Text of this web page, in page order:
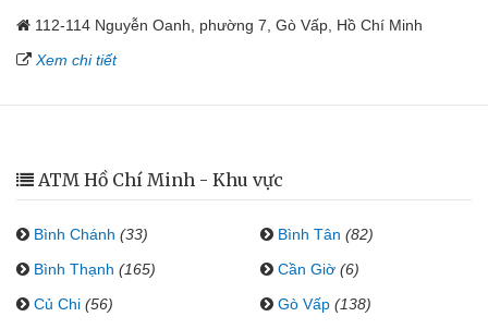
112-114 Nguyễn Oanh, phường 7, Gò Vấp, Hồ Chí Minh
Xem chi tiết
ATM Hồ Chí Minh - Khu vực
Bình Chánh (33) Bình Tân (82)
Bình Thạnh (165) Cần Giờ (6)
Củ Chi (56) Gò Vấp (138)